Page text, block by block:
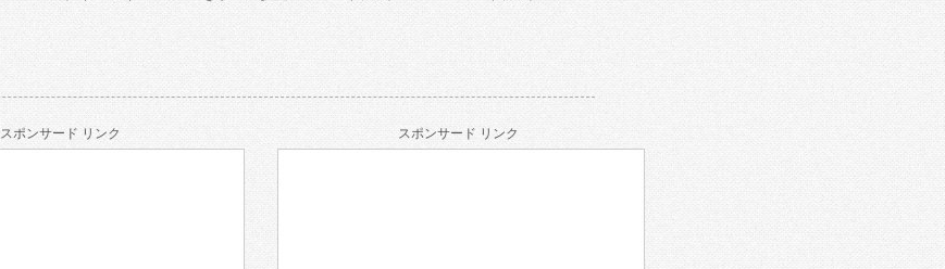
スポンサード リンク スポンサード リンク